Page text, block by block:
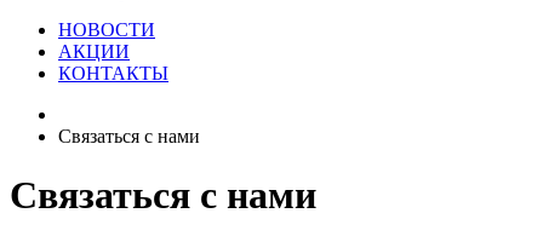
НОВОСТИ
АКЦИИ
КОНТАКТЫ
Связаться с нами
Связаться с нами